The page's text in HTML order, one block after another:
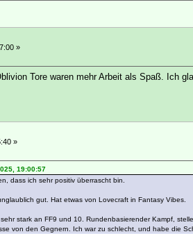
»
Tore waren mehr Arbeit als Spaß. Ich
»
19:00:57
dass ich sehr positiv überrascht bin.
gut. Hat etwas von Lovecraft in Fantasy Vibes.
stark an FF9 und 10. Rundenbasierender Kampf,
von den Gegnern. Ich war zu schlecht, und habe die